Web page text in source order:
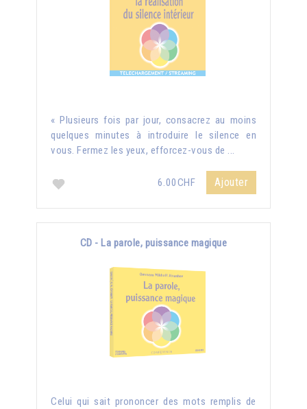
« Plusieurs fois par jour, consacrez au moins
quelques minutes à introduire le silence en
vous. Fermez les yeux, efforcez-vous de ...
6.00CHF Ajouter
CD - La parole, puissance magique
Celui qui sait prononcer des mots remplis de